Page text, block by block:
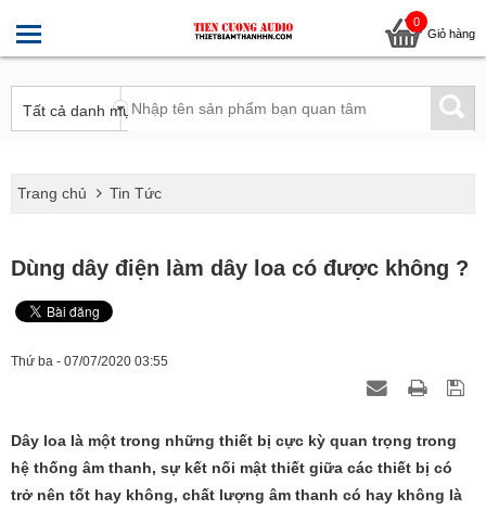
0
Giỏ hàng
Trang chủ Tin Tức
Dùng dây điện làm dây loa có được không ?
Thứ ba - 07/07/2020 03:55
Dây loa là một trong những thiết bị cực kỳ quan trọng trong
hệ thống âm thanh, sự kết nối mật thiết giữa các thiết bị có
trở nên tốt hay không, chất lượng âm thanh có hay không là